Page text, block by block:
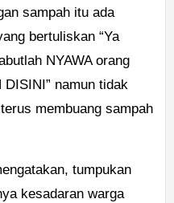
sampah itu ada
bertuliskan “Ya
NYAWA orang
namun tidak
membuang sampah
tumpukan
kesadaran warga